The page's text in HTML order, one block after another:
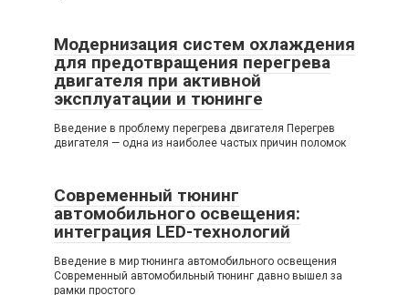
Модернизация систем охлаждения
для предотвращения перегрева
двигателя при активной
эксплуатации и тюнинге
Введение в проблему перегрева двигателя Перегрев
двигателя — одна из наиболее частых причин поломок
Современный тюнинг
автомобильного освещения:
интеграция LED-технологий
Введение в мир тюнинга автомобильного освещения
Современный автомобильный тюнинг давно вышел за
рамки простого